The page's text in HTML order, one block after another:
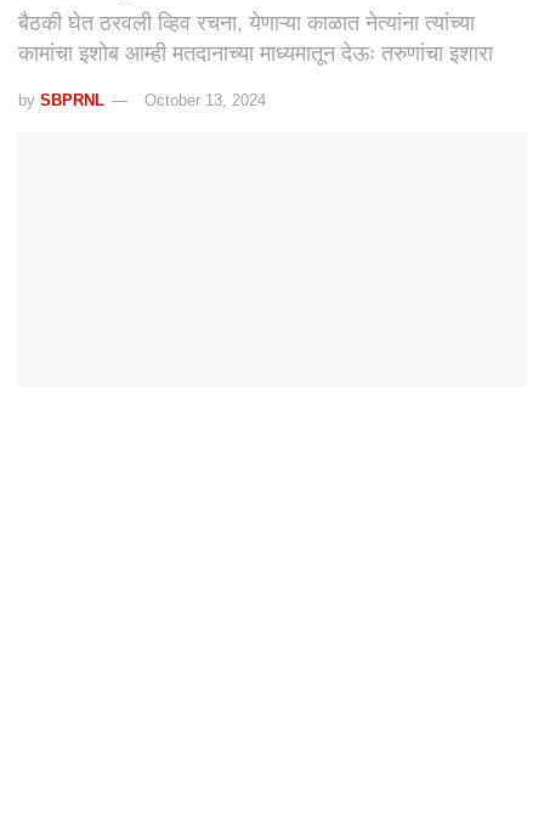
बैठकी घेत ठरवली व्हिव रचना, येणाऱ्या काळात नेत्यांना त्यांच्या
कामांचा इशोब आम्ही मतदानाच्या माध्यमातून देऊः तरुणांचा इशारा
by SBPRNL October 13, 2024